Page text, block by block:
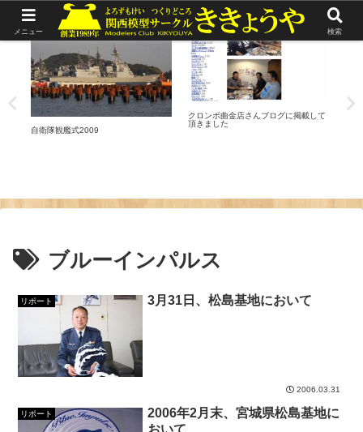
リポート
自衛隊観艦式2009
リポート
クロンボ曲金店さんブログに掲載して
頂きました
ブルーインパルス
リポート 3月31日、松島基地において
2006.03.31
リポート
2006年2月末、宮城県松島基地に
おいて
メニュー 検索